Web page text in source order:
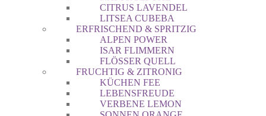
CITRUS LAVENDEL
LITSEA CUBEBA
ERFRISCHEND & SPRITZIG
ALPEN POWER
ISAR FLIMMERN
FLÖSSER QUELL
FRUCHTIG & ZITRONIG
KÜCHEN FEE
LEBENSFREUDE
VERBENE LEMON